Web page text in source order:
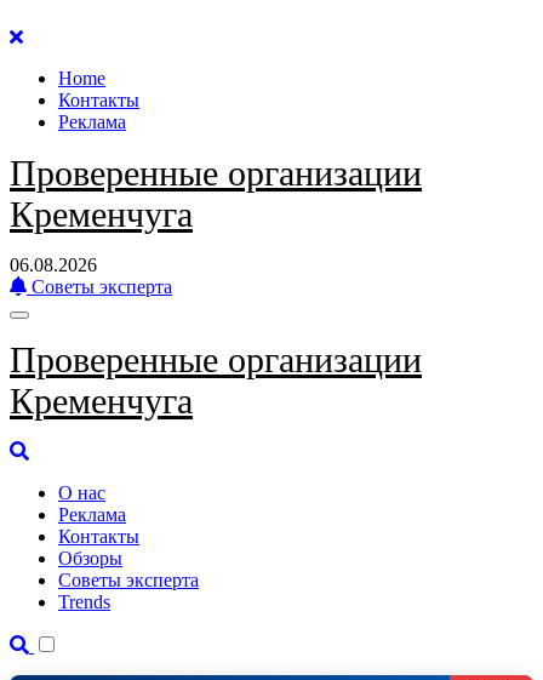
Перейти
содержанию
Home
Контакты
Реклама
Проверенные организации
Кременчуга
06.08.2026
Советы эксперта
Проверенные организации
Кременчуга
О нас
Реклама
Контакты
Обзоры
Советы эксперта
Trends